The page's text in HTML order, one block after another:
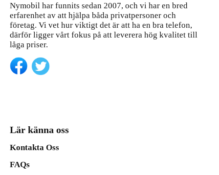
Nymobil har funnits sedan 2007, och vi har en bred
erfarenhet av att hjälpa båda privatpersoner och
företag. Vi vet hur viktigt det är att ha en bra telefon,
därför ligger vårt fokus på att leverera hög kvalitet till
låga priser.
Lär känna oss
Kontakta Oss
FAQs